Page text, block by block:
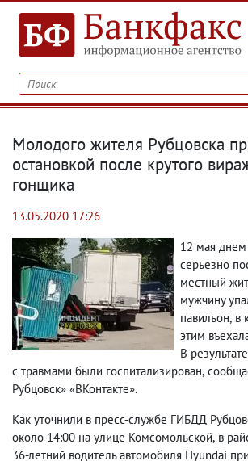
Молодого жителя Рубцовска
остановкой после крутого
гонщика
13.05.2020 17:26
12 мая днем
серьезно
местный
мужчину
павильон, в
этим
В
с травмами были госпитализирован,
Рубцовск» «ВКонтакте».
Как уточнили в пресс-службе ГИБДД
около 14:00 на улице Комсомольской, в
36-летний водитель автомобиля Hyundai